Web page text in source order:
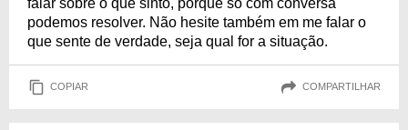
podemos resolver. Não hesite também em me falar o
que sente de verdade, seja qual for a situação.
COPIAR COMPARTILHAR